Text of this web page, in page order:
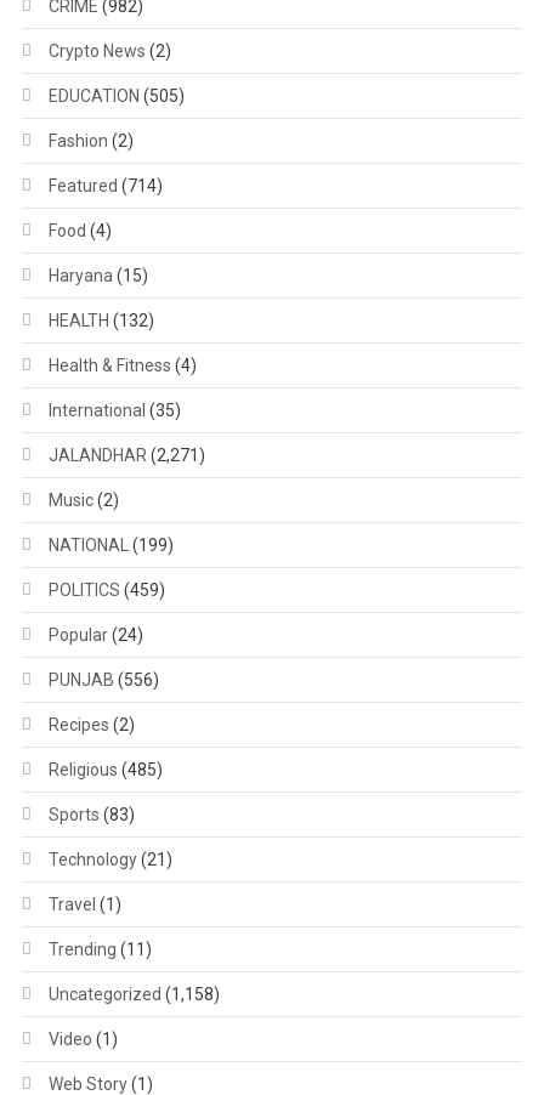
CRIME (982)
Crypto News (2)
EDUCATION (505)
Fashion (2)
Featured (714)
Food (4)
Haryana (15)
HEALTH (132)
Health & Fitness (4)
International (35)
JALANDHAR (2,271)
Music(2)
NATIONAL (199)
POLITICS (459)
Popular(24)
PUNJAB (556)
Recipes (2)
Religious (485)
Sports (83)
Technology(21)
Travel (1)
Trending (11)
Uncategorized (1,158)
Video (1)
Web Story(1)